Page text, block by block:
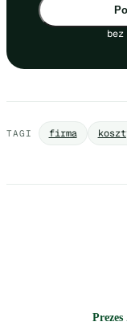
TAGI firma